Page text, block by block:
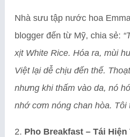
Nhà sưu tập nước hoa
blogger đến từ Mỹ, chia sẻ:
xịt White Rice. Hóa ra, mùi
Việt lại dễ chịu đến thế.
nhưng khi thấm vào da, nó
nhớ cơm nóng chan hòa. Tôi
2. Pho Breakfast – Tái